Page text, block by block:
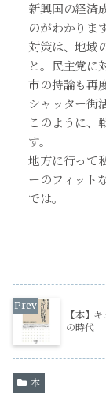
新興国の経済
のがわかります
対策は、地域
と。民主党に
市の持論も再
シャッター街
このように、
す。
地方に行って
ーのフィット
では。
【本】
の時代
本